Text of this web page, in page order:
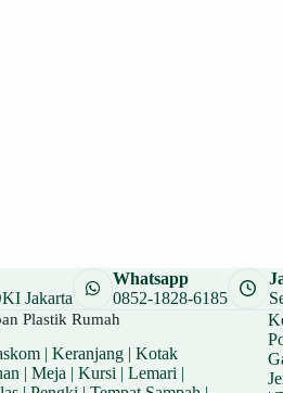
Jakarta
Whatsapp
0852-1828-6185
Plastik Rumah
| Keranjang| Kotak
| Meja | Kursi | Lemari |